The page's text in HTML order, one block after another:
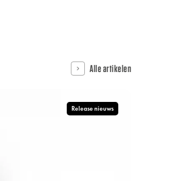
Alle artikelen
Release nieuws